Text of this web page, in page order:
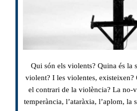
Qui són els violents? Quina és la
violent? I les violentes, existeixen?
el contrari de la violència? La no-
temperància, l’ataràxia, l’aplom, la